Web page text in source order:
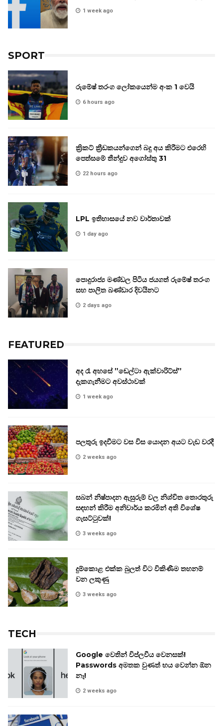
1 week ago
SPORT
රුමේෂ් තරංග ලෝකයෙන්ම අංක 1 වෙයි
6 hours ago
ක්‍රිකට් ක්‍රීඩකයන්ගෙන් බදු අය කිරීමට එරෙහි
පෙත්සමේ තීන්දුව අගෝස්තු 31
22 hours ago
LPL ඉතිහාසයේ නව වාර්තාවක්
1 day ago
පොදුරාජ්‍ය මණ්ඩල පිටිය ජයගත් රුමේෂ් තරංග
සහ පාලිත බණ්ඩාර දිවයිනට
2 days ago
FEATURED
අද රෑ අහසේ ”ඩෙල්ටා ඇක්වාරිට්ස්”
දැකගැනීමට අවස්ථාවක්
1 week ago
පලතුරු ඉදවීමට වස විස යොදන අයට වැඩ වරදී
2 weeks ago
සබන් නිෂ්පාදන ඇසුරුම් වල නිශ්චිත තොරතුරු
සඳහන් කිරීම අනිවාර්ය කරමින් අති විශේෂ
ගැසට්ටුවක්!
3 weeks ago
දුම්කොළ එක්ක බුලත් විට විකිණීම තහනම්
වන ලකුණු
3 weeks ago
TECH
Google වෙතින් විප්ලවීය වෙනසක්!
Passwords අමතක වුණත් භය වෙන්න ඕන
නෑ!
2 weeks ago